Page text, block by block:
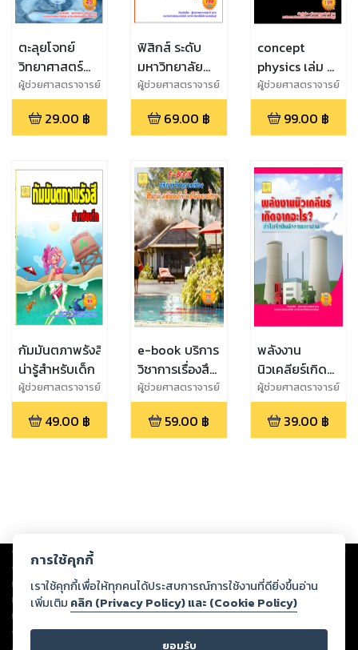
ตะลุยโจทย์
วิทยาศาสตร์
ม.ต้น เรื่อง
ของไหล/
ของเหลว
ผู้ช่วยศาสตราจารย์
สุชาติ สุภาพ
29.00 ฿
ฟิสิกส์ ระดับ
มหาวิทยาลัย
เรื่องสนามแม่
เหล็กไฟฟ้า
ผู้ช่วยศาสตราจารย์
สุชาติ สุภาพ
69.00 ฿
concept
physics เล่ม 4
ชั้น ม.5
ผู้ช่วยศาสตราจารย์
สุชาติ สุภาพ
99.00 ฿
กัมมันตภาพรังสี
น่ารู้สำหรับเด็ก
ผู้ช่วยศาสตราจารย์
สุชาติ สุภาพ
49.00 ฿
e-book บริการ
วิชาการเรื่องสึ
นามิมหันตภัย
ใกล้ตัวคนไทย
ผู้ช่วยศาสตราจารย์
สุชาติ สุภาพ
59.00 ฿
พลังงาน
นิวเคลียร์เกิด
จากอะไร ทำไม
จึงมีพลังงาน
มหาศาล
ผู้ช่วยศาสตราจารย์
สุชาติ สุภาพ
39.00 ฿
Copyright © 2026
ต่อผลงานหรือเนื้อหาใดที่อัปโหลดผ่านเว็บไซต์และปรากฏว่าละเมิดสิทธิใน
ทรัพย์สินทางปัญญาของบุคคลอื่นหรือขัดต่อกฎหมายและศีลธรรม ดังนั้น ผู้อ่าน
ทุกท่านโปรดใช้วิจารณญาณในการกลั่นกรองด้วยตนเอง และหากท่านพบว่าส่วน
หนึ่งส่วนใดขัดต่อกฎหมายและศีลธรรม กรุณาแจ้งมายังบริษัท เพื่อทีมงานจะได้
ดำเนินการในทันที ทั้งนี้ ทางสตอรี่ล็อกขอสงวนลิขสิทธิ์ตามพระราชบัญญัติ
การใช้คุกกี้
เราใช้คุกกี้เพื่อให้ทุกคนได้ประสบการณ์การใช้งานที่ดียิ่งขึ้นอ่าน
เพิ่มเติม คลิก (Privacy Policy) และ (Cookie Policy)
ยอมรับ